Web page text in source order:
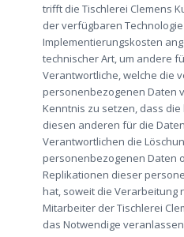
trifft die Tischlerei Clemens
der verfügbaren
Implementierungskosten
technischer Art, um andere
Verantwortliche, welche die
personenbezogenen Daten
Kenntnis zu setzen, dass
diesen anderen für die
Verantwortlichen die
personenbezogenen Daten
Replikationen dieser
hat, soweit die Verarbeitung
Mitarbeiter der Tischlerei
das Notwendige